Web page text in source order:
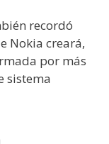
recordó
Nokia creará,
por más
sistema